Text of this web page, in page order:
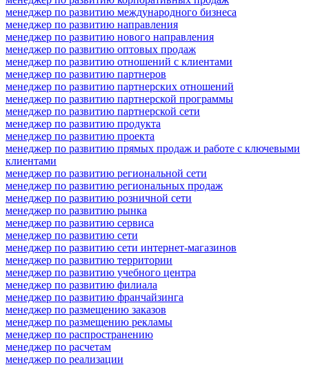
менеджер по развитию международного бизнеса
менеджер по развитию направления
менеджер по развитию нового направления
менеджер по развитию оптовых продаж
менеджер по развитию отношений с клиентами
менеджер по развитию партнеров
менеджер по развитию партнерских отношений
менеджер по развитию партнерской программы
менеджер по развитию партнерской сети
менеджер по развитию продукта
менеджер по развитию проекта
менеджер по развитию прямых продаж и работе с ключевыми
клиентами
менеджер по развитию региональной сети
менеджер по развитию региональных продаж
менеджер по развитию розничной сети
менеджер по развитию рынка
менеджер по развитию сервиса
менеджер по развитию сети
менеджер по развитию сети интернет-магазинов
менеджер по развитию территории
менеджер по развитию учебного центра
менеджер по развитию филиала
менеджер по развитию франчайзинга
менеджер по размещению заказов
менеджер по размещению рекламы
менеджер по распространению
менеджер по расчетам
менеджер по реализации